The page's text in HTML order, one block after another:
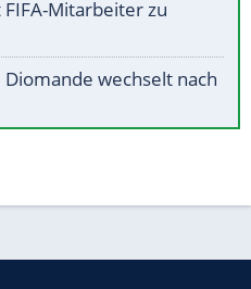
Mitarbeiter zu
wechselt nach